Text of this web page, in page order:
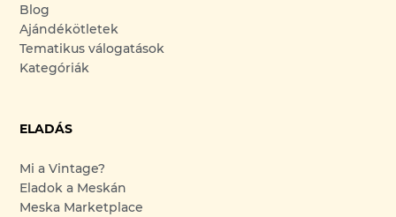
Blog
Ajándékötletek
Tematikus válogatások
Kategóriák
ELADÁS
Mi a Vintage?
Eladok a Meskán
Meska Marketplace